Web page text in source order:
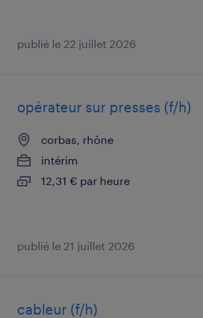
publié le 22 juillet 2026
opérateur sur presses (f/h)
corbas, rhône
intérim
12,31 € par heure
publié le 21 juillet 2026
cableur (f/h)